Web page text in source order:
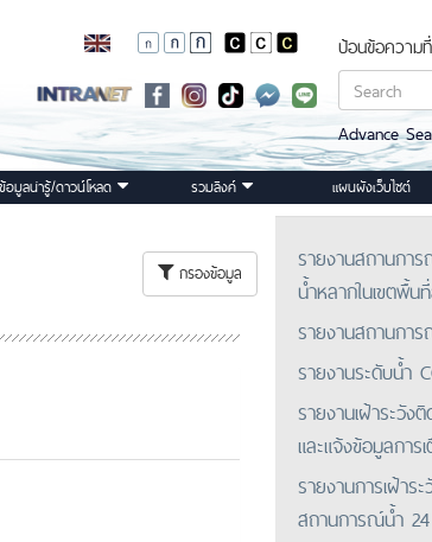
ป้อนข้อความ
Advance
ข้อมูลน่ารู้/ดาวน์โหลด รวมลิงค์ แผนผังเว็บไซต์
กรองข้อมูล
รายงานสถานกา
น้ำหลากในเขตพื้นที่
รายงานสถานกา
รายงานระดับน้ำ
รายงานเฝ้าระวั
และแจ้งข้อมูลการ
รายงานการเฝ้าร
สถานการณ์น้ำ